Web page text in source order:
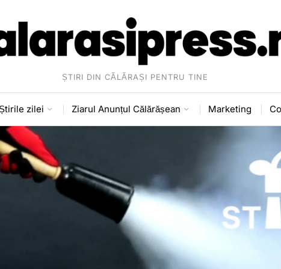
ȘTIRI DIN CĂLĂRAȘI PENTRU TINE
zilei Ziarul Anunțul Călărășean Marketing